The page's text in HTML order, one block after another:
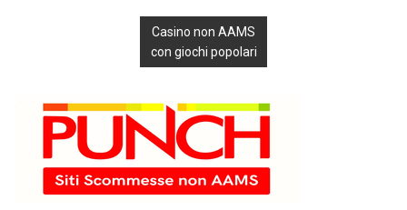
Casino non AAMS
con giochi popolari